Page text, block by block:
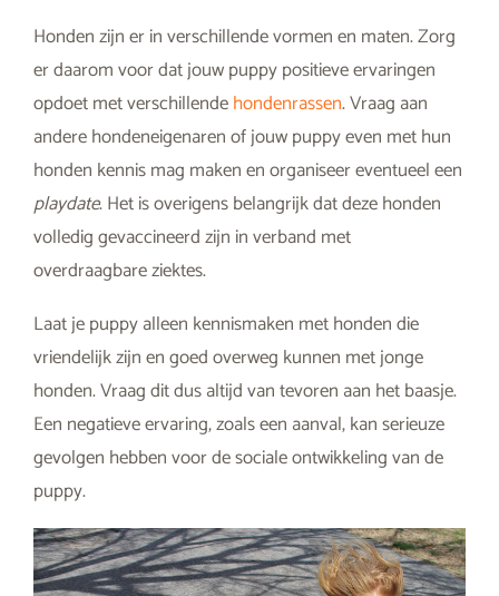
Honden zijn er in verschillende vormen en maten. Zorg
er daarom voor dat jouw puppy positieve ervaringen
opdoet met verschillendehondenrassen. Vraag aan
andere hondeneigenaren of jouw puppy even met hun
honden kennis mag maken en organiseer eventueel een
playdate. Het is overigens belangrijk dat deze honden
volledig gevaccineerd zijn in verband met
overdraagbare ziektes.
Laat je puppy alleen kennismaken met honden die
vriendelijk zijn en goed overweg kunnen met jonge
honden. Vraag dit dus altijd van tevoren aan het baasje.
Een negatieve ervaring, zoals een aanval, kan serieuze
gevolgen hebben voor de sociale ontwikkeling van de
puppy.